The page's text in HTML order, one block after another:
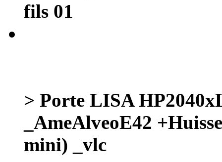
fils 01
> Porte LISA
_AmeAlveoE42
mini) _vlc